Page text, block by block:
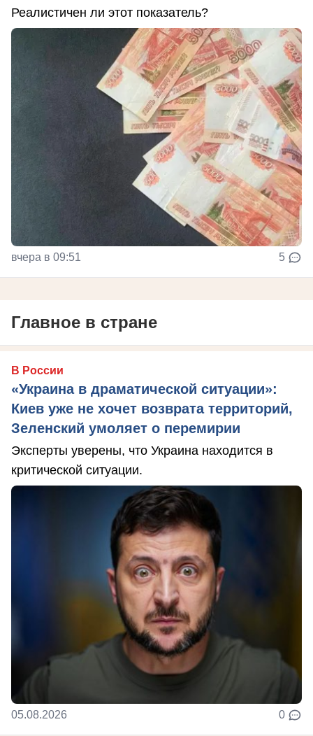
Реалистичен ли этот показатель?
вчера в 09:51 5
Главное в стране
В России
«Украина в драматической ситуации»:
Киев уже не хочет возврата территорий,
Зеленский умоляет о перемирии
Эксперты уверены, что Украина находится в
критической ситуации.
05.08.2026 0